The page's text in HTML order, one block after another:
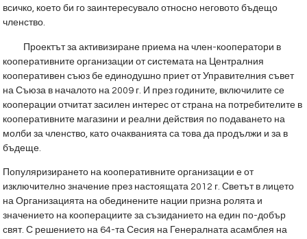
всичко, което би го заинтересувало относно неговото бъдещо
членство.
Проектът за активизиране приема на член-кооператори в
кооперативните организации от системата на Централния
кооперативен съюз бе единодушно приет от Управителния съвет
на Съюза в началото на 2009 г. И през годините, включилите се
кооперации отчитат засилен интерес от страна на потребителите в
кооперативните магазини и реални действия по подаването на
молби за членство, като очакванията са това да продължи и за в
бъдеще.
Популяризирането на кооперативните организации е от
изключително значение през настоящата 2012 г. Светът в лицето
на Организацията на обединените нации призна ролята и
значението на кооперациите за съзиданието на един по-добър
свят. С решението на 64-та Сесия на Генералната асамблея на